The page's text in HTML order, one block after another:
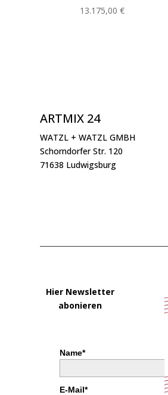
13.175,00€
ARTMIX 24
WATZL + WATZL GMBH
Schorndorfer Str. 120
71638 Ludwigsburg
Hier Newsletter
abonieren
Name*
E-Mail*